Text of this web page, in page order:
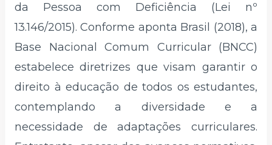
da Pessoa com Deficiência (Lei nº
13.146/2015). Conforme aponta Brasil (2018), a
Base Nacional Comum Curricular (BNCC)
estabelece diretrizes que visam garantir o
direito à educação de todos os estudantes,
contemplando a diversidade e a
necessidade de adaptações curriculares.